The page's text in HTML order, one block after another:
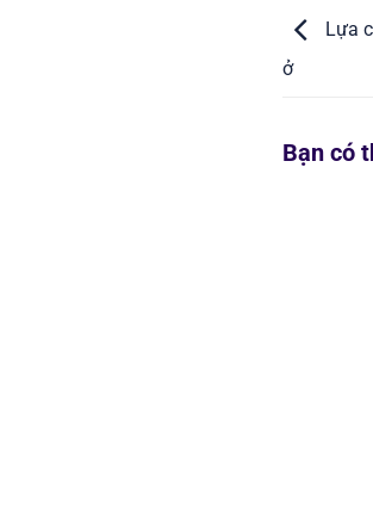
Lựa
ở
Bạn có